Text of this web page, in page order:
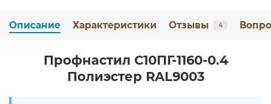
Описание Характеристики Отзывы 4
Профнастил С10ПГ-1160-0.4
Полиэстер RAL9003